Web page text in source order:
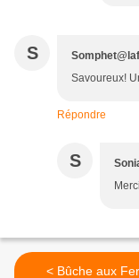
S
Savoureux!
Répondre
S
< Bûche aux